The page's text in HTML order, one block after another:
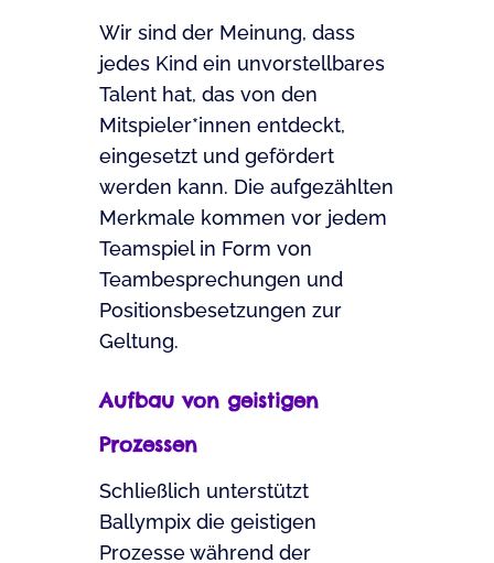
Wir sind der Meinung, dass
jedes Kind ein unvorstellbares
Talent hat, das von den
Mitspieler*innen entdeckt,
eingesetzt und gefördert
werden kann. Die aufgezählten
Merkmale kommen vor jedem
Teamspiel in Form von
Teambesprechungen und
Positionsbesetzungen zur
Geltung.
Aufbau von geistigen
Prozessen
Schließlich unterstützt
Ballympix die geistigen
Prozesse während der